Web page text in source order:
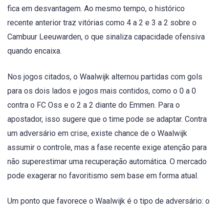
fica em desvantagem. Ao mesmo tempo, o histórico
recente anterior traz vitórias como 4 a 2 e 3 a 2 sobre o
Cambuur Leeuwarden, o que sinaliza capacidade ofensiva
quando encaixa.
Nos jogos citados, o Waalwijk alternou partidas com gols
para os dois lados e jogos mais contidos, como o 0 a 0
contra o FC Oss e o 2 a 2 diante do Emmen. Para o
apostador, isso sugere que o time pode se adaptar. Contra
um adversário em crise, existe chance de o Waalwijk
assumir o controle, mas a fase recente exige atenção para
não superestimar uma recuperação automática. O mercado
pode exagerar no favoritismo sem base em forma atual.
Um ponto que favorece o Waalwijk é o tipo de adversário: o